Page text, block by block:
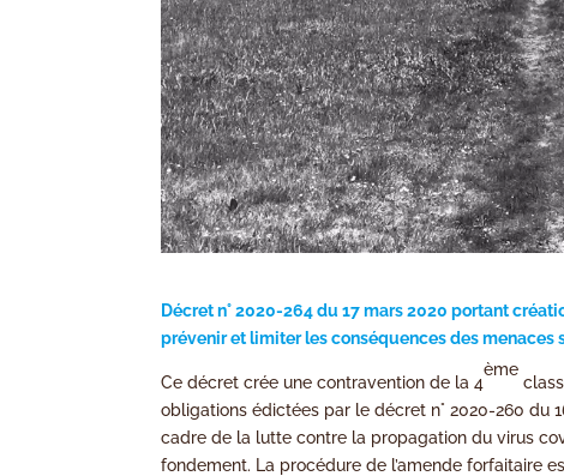
Décret n° 2020-264 du 17 mars 2020 portant
prévenir et limiter les conséquences des
Ce décret crée une contravention de la 4
ème
obligations édictées par le décret n° 2020-260
cadre de la lutte contre la propagation du virus
fondement. La procédure de l’amende forfaitaire